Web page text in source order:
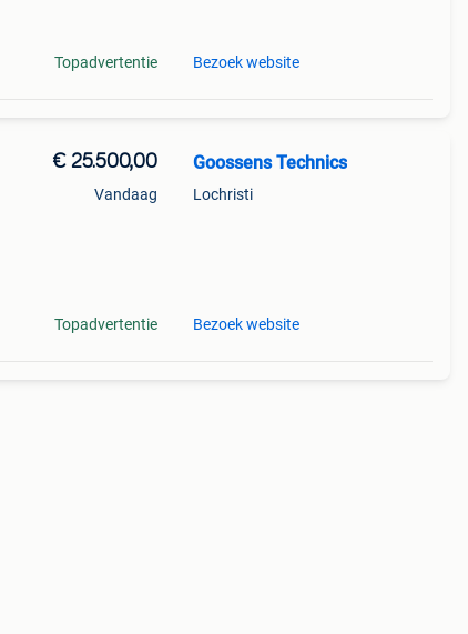
Topadvertentie Bezoek website
€ 25.500,00
Vandaag
Topadvertentie
Goossens Technics
Lochristi
Bezoek website